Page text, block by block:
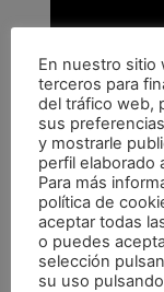
En nuestro sitio
terceros para
del tráfico web,
sus
y mostrarle
perfil elaborado
Para más
política de
aceptar todas
o puedes
selección
su uso